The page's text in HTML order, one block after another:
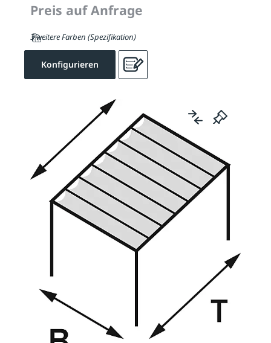
Preis auf Anfrage
3 weitere Farben (Spezifikation)
Konfigurieren